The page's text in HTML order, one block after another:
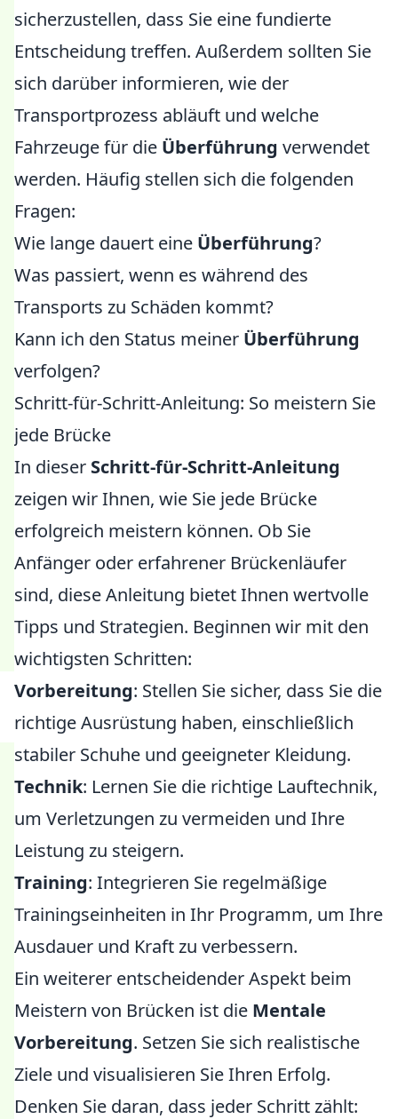
sicherzustellen, dass Sie eine fundierte
Entscheidung treffen. Außerdem sollten Sie
sich darüber informieren, wie der
Transportprozess abläuft und welche
Fahrzeuge für die Überführung verwendet
werden. Häufig stellen sich die folgenden
Fragen:
Wie lange dauert eine Überführung?
Was passiert, wenn es während des
Transports zu Schäden kommt?
Kann ich den Status meiner Überführung
verfolgen?
Schritt-für-Schritt-Anleitung: So meistern Sie
jede Brücke
In dieser Schritt-für-Schritt-Anleitung
zeigen wir Ihnen, wie Sie jede Brücke
erfolgreich meistern können. Ob Sie
Anfänger oder erfahrener Brückenläufer
sind, diese Anleitung bietet Ihnen wertvolle
Tipps und Strategien. Beginnen wir mit den
wichtigsten Schritten:
Vorbereitung: Stellen Sie sicher, dass Sie die
richtige Ausrüstung haben, einschließlich
stabiler Schuhe und geeigneter Kleidung.
Technik: Lernen Sie die richtige Lauftechnik,
um Verletzungen zu vermeiden und Ihre
Leistung zu steigern.
Training: Integrieren Sie regelmäßige
Trainingseinheiten in Ihr Programm, um Ihre
Ausdauer und Kraft zu verbessern.
Ein weiterer entscheidender Aspekt beim
Meistern von Brücken ist die Mentale
Vorbereitung. Setzen Sie sich realistische
Ziele und visualisieren Sie Ihren Erfolg.
Denken Sie daran, dass jeder Schritt zählt: